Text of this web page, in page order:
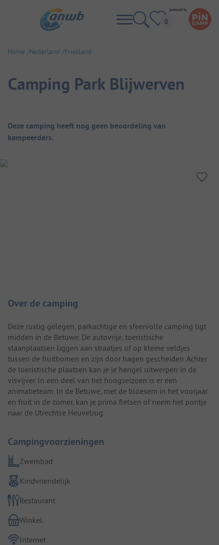
Home Nederland Friesland
Camping Park Blijwerven
Camping overzicht
Deze camping heeft nog geen beoordeling van
kampeerders.
Over de camping
Deze rustig gelegen, parkachtige en sfeervolle camping ligt
midden in de Betuwe. De autovrije, toeristische
staanplaatsen liggen aan straatjes of op kleine veldjes
tussen de fruitbomen en zijn door hagen gescheiden. Achter
de toeristische plaatsen kan je je hengel uitwerpen in de
visvijver. In een deel van het hoogseizoen is er een
animatieteam. In de Betuwe, met de bloesem in het voorjaar
en fruit in de zomer, kan je prima fietsen of neem het pontje
naar de Utrechtse Heuvelrug.
Campingvoorzieningen
Zwembad
Kindvriendelijk
Restaurant
Winkel
Internet